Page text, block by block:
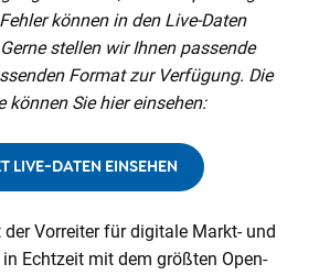
können in den Live-Daten
stellen wir Ihnen passende
Format zur Verfügung. Die
können Sie hier einsehen:
LIVE-DATEN EINSEHEN
der Vorreiter für digitale Markt- und
Echtzeit mit dem größten Open-